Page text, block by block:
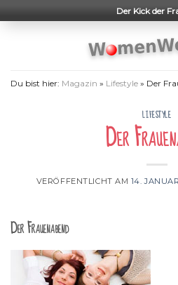
to
Der Kick der
Du bist hier: Magazin » Lifestyle » Der
LIFESTYLE
Der
VERÖFFENTLICHT AM 14.
Der Frauenabend